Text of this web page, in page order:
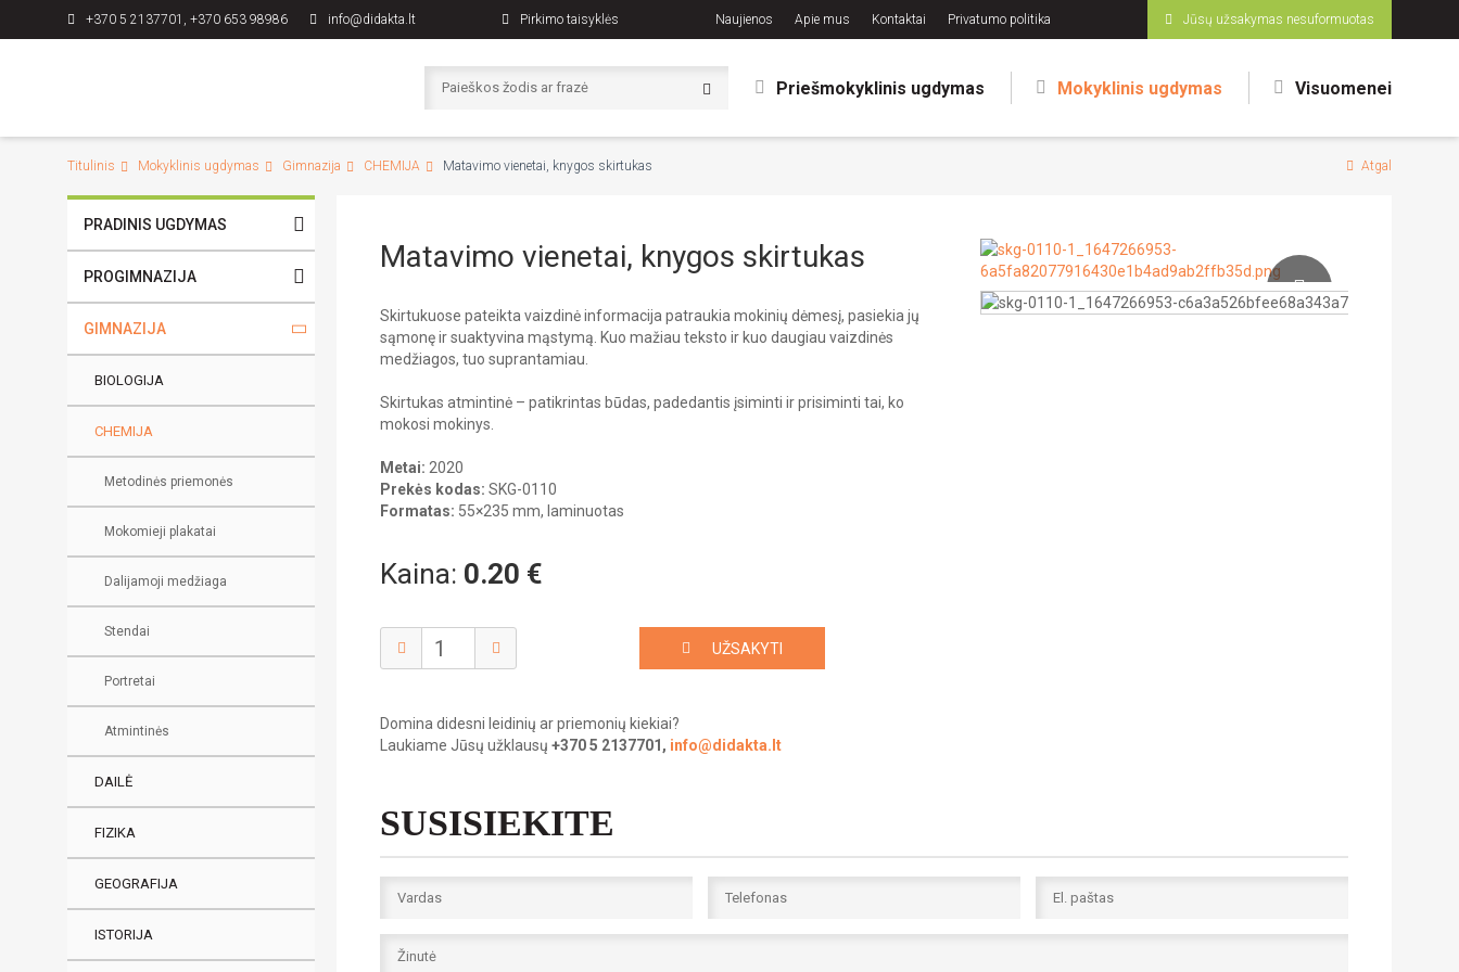
+370 5 2137701, +370 653 98986 info@didakta.lt Pirkimo taisyklės Naujienos Apie mus Kontaktai Privatumo politika Jūsų užsakymas nesuformuotas
Priešmokyklinis ugdymas Mokyklinis ugdymas Visuomenei
Titulinis Mokyklinis ugdymas Gimnazija CHEMIJA Matavimo vienetai, knygos skirtukas Atgal
PRADINIS UGDYMAS
PROGIMNAZIJA
GIMNAZIJA
BIOLOGIJA
CHEMIJA
Metodinės priemonės
Mokomieji plakatai
Dalijamoji medžiaga
Stendai
Portretai
Atmintinės
DAILĖ
FIZIKA
GEOGRAFIJA
ISTORIJA
Matavimo vienetai, knygos skirtukas
Skirtukuose pateikta vaizdinė informacija patraukia mokinių dėmesį, pasiekia jų
sąmonę ir suaktyvina mąstymą. Kuo mažiau teksto ir kuo daugiau vaizdinės
medžiagos, tuo suprantamiau.
Skirtukas atmintinė – patikrintas būdas, padedantis įsiminti ir prisiminti tai, ko
mokosi mokinys.
Metai: 2020
Prekės kodas: SKG-0110
Formatas: 55×235 mm, laminuotas
Kaina: 0.20 €
UŽSAKYTI
Domina didesni leidinių ar priemonių kiekiai?
Laukiame Jūsų užklausų +370 5 2137701, info@didakta.lt
SUSISIEKITE